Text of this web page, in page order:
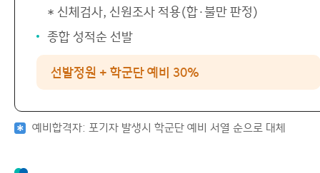
* 신체검사, 신원조사 적용(합·불만 판정)
종합 성적순 선발
선발정원 + 학군단 예비 30%
예비합격자: 포기자 발생시 학군단 예비 서열 순으로 대체